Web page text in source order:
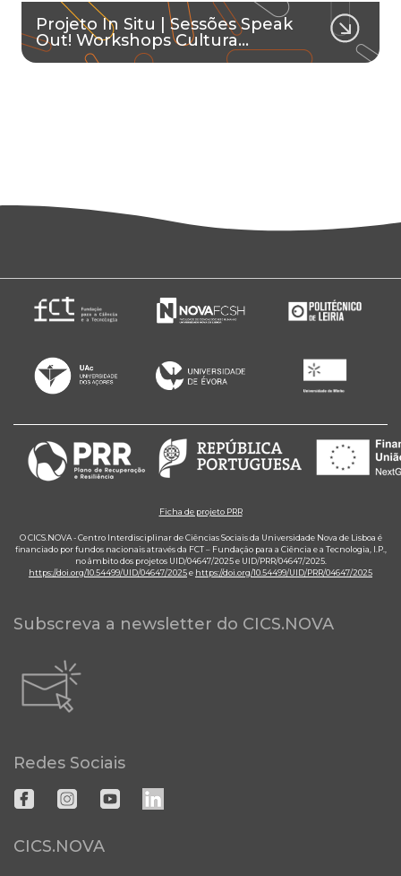
Projeto In Situ | Sessões Speak
Out! Workshops Cultura…
Ficha de projeto PRR
O CICS.NOVA - Centro Interdisciplinar de Ciências Sociais da Universidade Nova de Lisboa é
financiado por fundos nacionais através da FCT – Fundação para a Ciência e a Tecnologia, I.P.,
no âmbito dos projetos UID/04647/2025 e UID/PRR/04647/2025.
https://doi.org/10.54499/UID/04647/2025e https://doi.org/10.54499/UID/PRR/04647/2025
Subscreva a newsletter do CICS.NOVA
Redes Sociais
CICS.NOVA